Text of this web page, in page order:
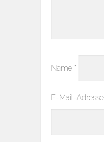
Name *
E-Mail-Adresse